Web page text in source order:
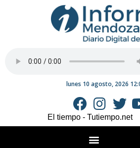
lunes 10 agosto, 2026
El tiempo - Tutiempo.net